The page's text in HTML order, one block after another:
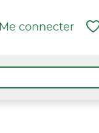
Me connecter